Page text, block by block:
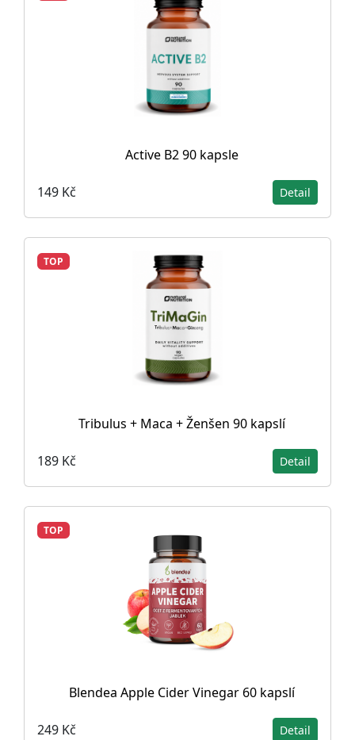
Active B2 90 kapsle
149 Kč Detail
TOP
Tribulus + Maca + Ženšen 90 kapslí
189 Kč Detail
TOP
Blendea Apple Cider Vinegar 60 kapslí
249 Kč Detail